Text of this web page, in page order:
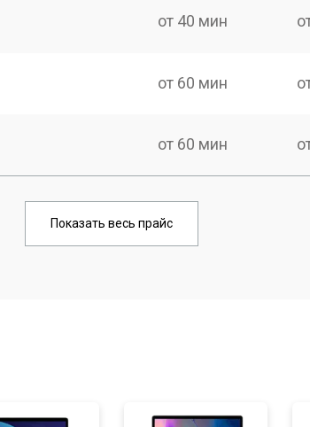
от 40 мин
от 60 мин
от 60 мин
от 60 мин
Показать весь прайс